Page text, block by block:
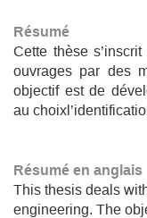
Résumé
Cette thèse
ouvrages par des
objectif est de
au
Résumé en anglais
This thesis deals
engineering. The